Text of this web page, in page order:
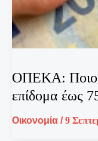
ΟΠΕΚΑ: Ποιοι
επίδομα έως
Οικονομία /9